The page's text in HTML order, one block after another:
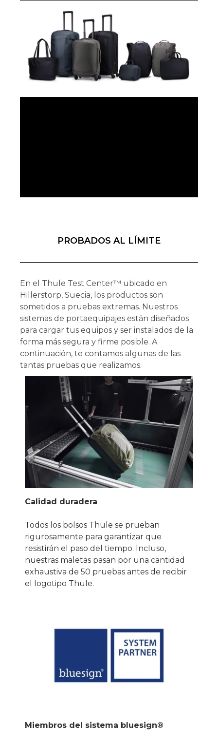
PROBADOS AL LÍMITE
En el Thule Test Center™ ubicado en
Hillerstorp, Suecia, los productos son
sometidos a pruebas extremas. Nuestros
sistemas de portaequipajes están diseñados
para cargar tus equipos y ser instalados de la
forma más segura y firme posible. A
continuación, te contamos algunas de las
tantas pruebas que realizamos.
Calidad duradera
Todos los bolsos Thule se prueban
rigurosamente para garantizar que
resistirán el paso del tiempo. Incluso,
nuestras maletas pasan por una cantidad
exhaustiva de 50 pruebas antes de recibir
el logotipo Thule.
Miembros del sistema bluesign®